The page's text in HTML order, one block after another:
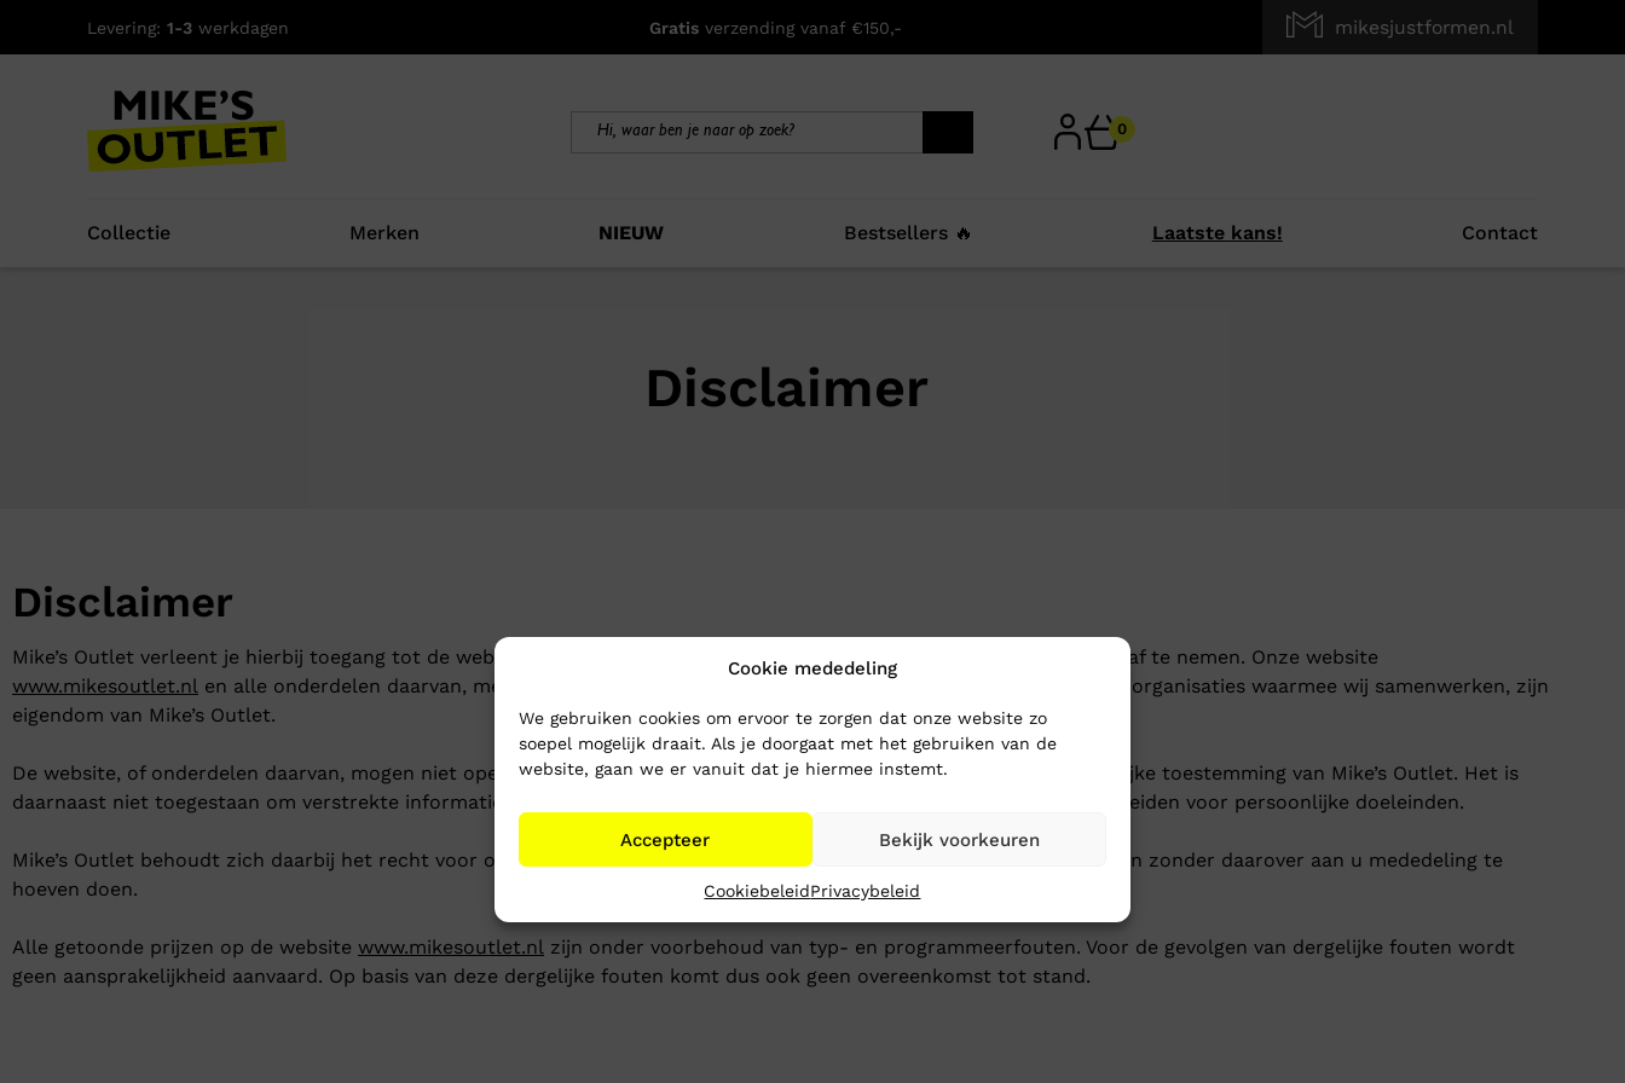
Cookie mededeling
We gebruiken cookies om ervoor te zorgen dat onze website zo
soepel mogelijk draait. Als je doorgaat met het gebruiken van de
website, gaan we er vanuit dat je hiermee instemt.
Accepteer Bekijk voorkeuren
CookiebeleidPrivacybeleid
Levering: 1-3 werkdagen Gratis verzending vanaf €150,- mikesjustformen.nl
0
Collectie Merken NIEUW Bestsellers 🔥 Laatste kans! Contact
Disclaimer
Disclaimer
Mike’s Outlet verleent je hierbij toegang tot de website
en nodigt je uit hier aangeboden artikelen af te nemen. Onze website
www.mikesoutlet.nl en alle onderdelen daarvan, met uitzondering van bepaalde (hyper)links naar externe bedrijven of organisaties waarmee wij samenwerken, zijn
eigendom van Mike’s Outlet.
De website, of onderdelen daarvan, mogen niet openbaar gemaakt, gekopieerd of opgeslagen worden zonder schriftelijke toestemming van Mike’s Outlet. Het is
daarnaast niet toegestaan om verstrekte informatie op deze website te kopiëren, af te drukken of te gebruiken/verspreiden voor persoonlijke doeleinden.
Mike’s Outlet behoudt zich daarbij het recht voor op elk moment de inhoud aan te passen of onderdelen te verwijderen zonder daarover aan u mededeling te
hoeven doen.
Alle getoonde prijzen op de website www.mikesoutlet.nl zijn onder voorbehoud van typ- en programmeerfouten. Voor de gevolgen van dergelijke fouten wordt
geen aansprakelijkheid aanvaard. Op basis van deze dergelijke fouten komt dus ook geen overeenkomst tot stand.